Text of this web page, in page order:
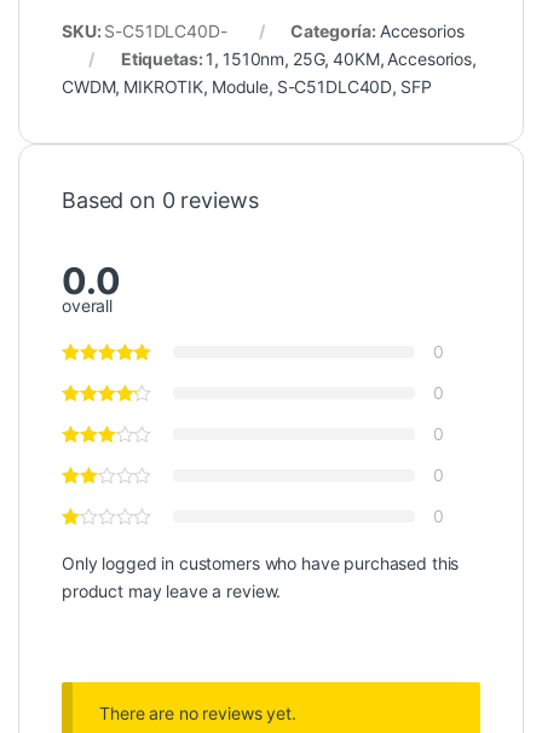
SKU: S-C51DLC40D- Categoría: Accesorios
Etiquetas: 1, 1510nm, 25G,40KM, Accesorios,
CWDM, MIKROTIK, Module, S-C51DLC40D, SFP
Based on 0 reviews
0.0
overall
0
0
0
0
0
Only logged in customers who have purchased this
product may leave a review.
There are no reviews yet.